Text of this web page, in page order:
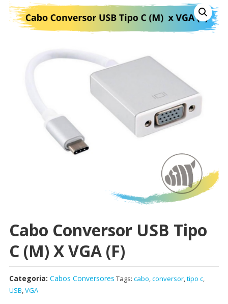
Cabo Conversor USB Tipo
C (M) X VGA (F)
Categoria: Cabos Conversores Tags: cabo,conversor,tipo c,
USB,VGA